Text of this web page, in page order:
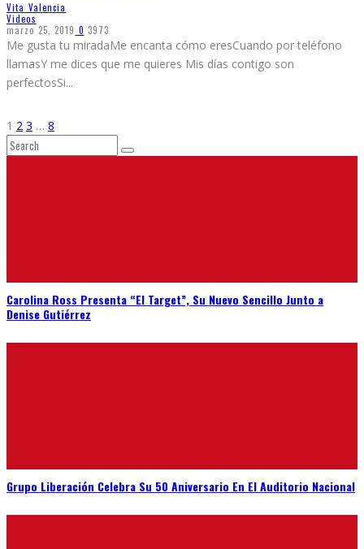
Vita Valencia
Videos
marzo 25, 2019 0 3973
Me gusta tu miradaMe encanta cómo eresCuando por teléfono
llamasY me dices que me quieres Mis días contigo son
perfectosSi...
1 2 3 … 8
Carolina Ross Presenta “El Target”, Su Nuevo Sencillo Junto a
Denise Gutiérrez
Grupo Liberación Celebra Su 50 Aniversario En El Auditorio Nacional